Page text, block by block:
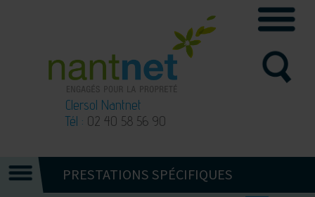
Clersol Nantnet
Tél : 02 40 58 56 90
PRESTATIONS SPÉCIFIQUES